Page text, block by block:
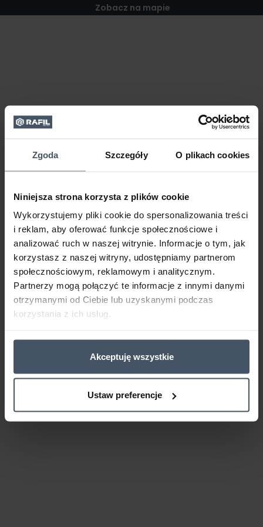
Zgoda Szczegóły O plikach cookies
Niniejsza strona korzysta z plików cookie
Wykorzystujemy pliki cookie do spersonalizowania treści
i reklam, aby oferować funkcje społecznościowe i
analizować ruch w naszej witrynie. Informacje o tym, jak
korzystasz z naszej witryny, udostępniamy partnerom
społecznościowym, reklamowym i analitycznym.
Partnerzy mogą połączyć te informacje z innymi danymi
otrzymanymi od Ciebie lub uzyskanymi podczas
korzystania z ich usług.
Akceptuję wszystkie
Ustaw preferencje
Zobacz na mapie